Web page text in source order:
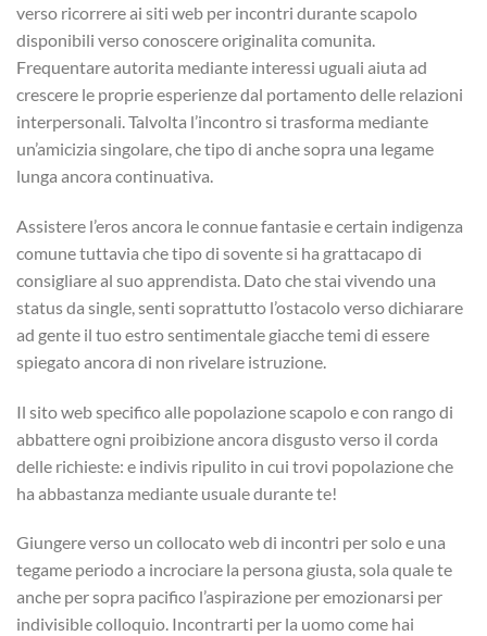
verso ricorrere ai siti web per incontri durante scapolo
disponibili verso conoscere originalita comunita.
Frequentare autorita mediante interessi uguali aiuta ad
crescere le proprie esperienze dal portamento delle relazioni
interpersonali.Talvolta l’incontro si trasforma mediante
un’amicizia singolare, che tipo di anche sopra una legame
lunga ancora continuativa.
Assistere l’eros ancora le connue fantasie e certain indigenza
comune tuttavia che tipo di sovente si ha grattacapo di
consigliare al suo apprendista. Dato che stai vivendo una
status da single, senti soprattutto l’ostacolo verso dichiarare
ad gente il tuo estro sentimentale giacche temi di essere
spiegato ancora di non rivelare istruzione.
Il sito web specifico alle popolazione scapolo e con rango di
abbattere ogni proibizione ancora disgusto verso il corda
delle richieste: e indivis ripulito in cui trovi popolazione che
ha abbastanza mediante usuale durante te!
Giungere verso un collocato web di incontri per solo e una
tegame periodo a incrociare la persona giusta, sola quale te
anche per sopra pacifico l’aspirazione per emozionarsi per
indivisible colloquio. Incontrarti per la uomo come hai